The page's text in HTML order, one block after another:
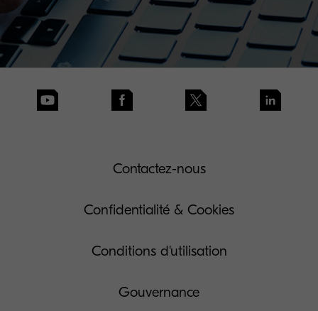
Contactez-nous
Confidentialité & Cookies
Conditions d'utilisation
Gouvernance